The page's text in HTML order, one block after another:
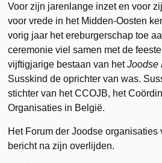
Voor zijn jarenlange inzet en voor
voor vrede in het Midden-Oosten
vorig jaar het ereburgerschap toe
ceremonie viel samen met de
vijftigjarige bestaan van hetJoodse
Susskind de oprichter van was.
stichter van het CCOJB, het
Organisaties in België.
Het Forum der Joodse organisaties
bericht na zijn overlijden.